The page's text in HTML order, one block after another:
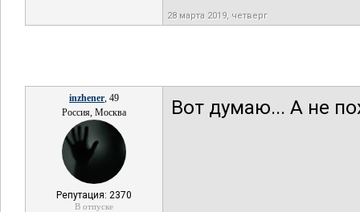
28 марта 2019, четверг
inzhener, 49
Россия, Москва
Репутация: 2370
В отпуске
Вот думаю... А не